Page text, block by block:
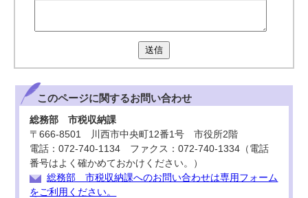
送信
このページに関するお問い合わせ
総務部 市税収納課
〒666-8501 川西市中央町12番1号 市役所2階
電話：072-740-1134 ファクス：072-740-1334（電話
番号はよく確かめておかけください。）
総務部 市税収納課へのお問い合わせは専用フォーム
をご利用ください。